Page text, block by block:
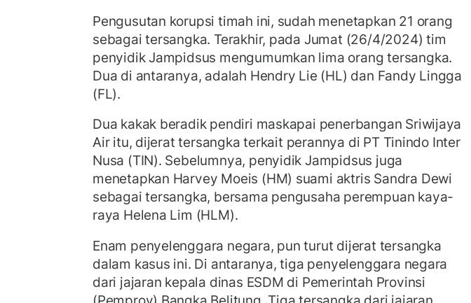
Pengusutan korupsi timah ini, sudah menetapkan 21 orang
sebagai tersangka. Terakhir, pada Jumat (26/4/2024) tim
penyidik Jampidsus mengumumkan lima orang tersangka.
Dua di antaranya, adalah Hendry Lie (HL) dan Fandy Lingga
(FL).
Dua kakak beradik pendiri maskapai penerbangan Sriwijaya
Air itu, dijerat tersangka terkait perannya di PT Tinindo Inter
Nusa (TIN). Sebelumnya, penyidik Jampidsus juga
menetapkan Harvey Moeis (HM) suami aktris Sandra Dewi
sebagai tersangka, bersama pengusaha perempuan kaya-
raya Helena Lim (HLM).
Enam penyelenggara negara, pun turut dijerat tersangka
dalam kasus ini. Di antaranya, tiga penyelenggara negara
dari jajaran kepala dinas ESDM di Pemerintah Provinsi